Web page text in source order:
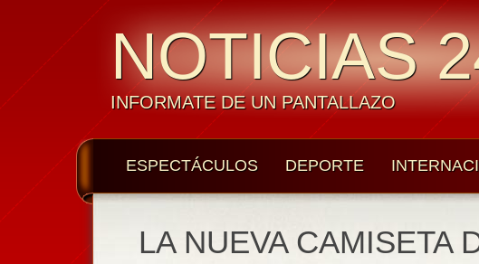
NOTICIAS
INFORMATE DE UN PANTALLAZO
ESPECTÁCULOS DEPORTE
LA NUEVA CAMISETA